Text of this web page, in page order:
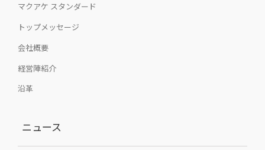
マクアケ スタンダード
トップメッセージ
会社概要
経営陣紹介
沿革
ニュース